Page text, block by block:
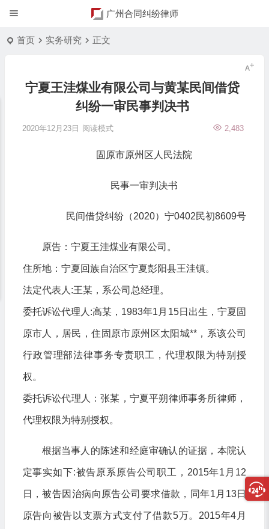
广州合同纠纷律师
首页 实务研究 正文
宁夏王洼煤业有限公司与黄某民间借贷
纠纷一审民事判决书
2020年12月23日 2,483
阅读模式
固原市原州区人民法院
民事一审判决书
民间借贷纠纷（2020）宁0402民初8609号
原告：宁夏王洼煤业有限公司。
住所地：宁夏回族自治区宁夏彭阳县王洼镇。
法定代表人:王某，系公司总经理。
委托诉讼代理人:高某，1983年1月15日出生，宁夏固
原市人，居民，住固原市原州区太阳城**，系该公司
行政管理部法律事务专责职工，代理权限为特别授
权。
委托诉讼代理人：张某，宁夏平朔律师事务所律师，
代理权限为特别授权。
根据当事人的陈述和经庭审确认的证据，本院认
定事实如下:被告原系原告公司职工，2015年1月12
日，被告因治病向原告公司要求借款，同年1月13日
原告向被告以支票方式支付了借款5万。2015年4月